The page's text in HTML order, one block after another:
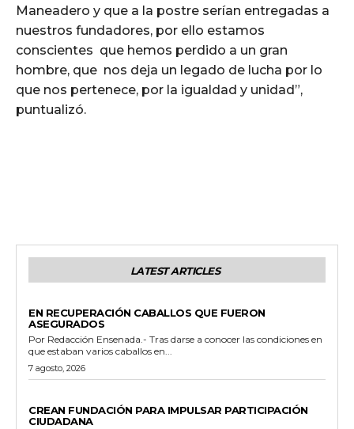
Maneadero y que a la postre serían entregadas a
nuestros fundadores, por ello estamos
conscientes que hemos perdido a un gran
hombre, que nos deja un legado de lucha por lo
que nos pertenece, por la igualdad y unidad”,
puntualizó.
LATEST ARTICLES
EN RECUPERACIÓN CABALLOS QUE FUERON
ASEGURADOS
Por Redacción Ensenada.- Tras darse a conocer las condiciones en
que estaban varios caballos en...
7 agosto, 2026
CREAN FUNDACIÓN PARA IMPULSAR PARTICIPACIÓN
CIUDADANA